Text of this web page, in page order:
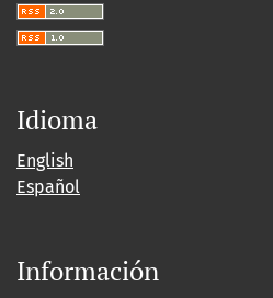
Idioma
English
Español
Información